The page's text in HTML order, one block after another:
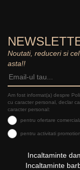
Noutati, reduceri si
asta!!
Am fost informat(a) despre
cu caracter personal, declar
caracter personal:
pentru ofertare
pentru activitati
Incaltaminte
Incaltaminte